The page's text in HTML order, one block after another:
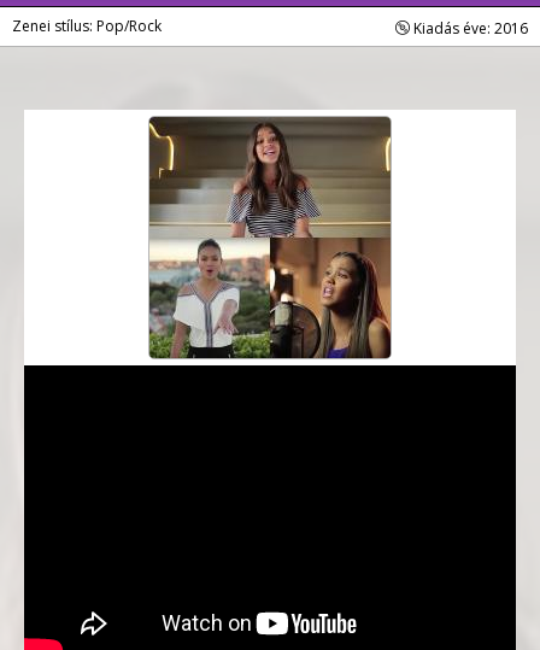
Zenei stílus: Pop/Rock Kiadás éve: 2016